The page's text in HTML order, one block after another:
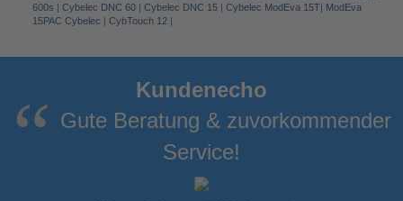
600s | Cybelec DNC 60 | Cybelec DNC 15 | Cybelec ModEva 15T| ModEva
15PAC Cybelec | CybTouch 12 |
Kundenecho
Gute Beratung & zuvorkommender
Service!